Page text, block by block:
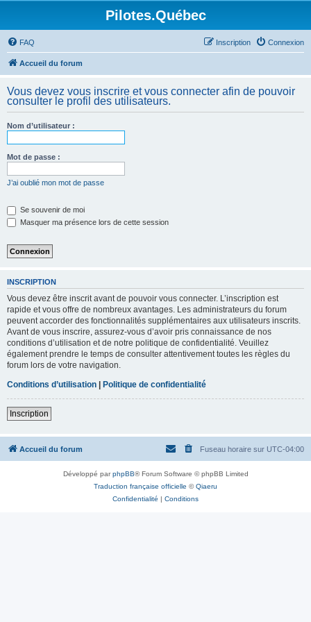
Pilotes.Québec
FAQ Connexion
Inscription
Accueil du forum
Vous devez vous inscrire et vous connecter afin de pouvoir
consulter le profil des utilisateurs.
Nom d’utilisateur :
Mot de passe :
J’ai oublié mon mot de passe
Se souvenir de moi
Masquer ma présence lors de cette session
INSCRIPTION
Vous devez être inscrit avant de pouvoir vous connecter. L’inscription est
rapide et vous offre de nombreux avantages. Les administrateurs du forum
peuvent accorder des fonctionnalités supplémentaires aux utilisateurs inscrits.
Avant de vous inscrire, assurez-vous d’avoir pris connaissance de nos
conditions d’utilisation et de notre politique de confidentialité. Veuillez
également prendre le temps de consulter attentivement toutes les règles du
forum lors de votre navigation.
Conditions d’utilisation | Politique de confidentialité
Inscription
Accueil du forum Fuseau horaire sur UTC-04:00
Développé parphpBB® Forum Software © phpBB Limited
Traduction française officielle ©Qiaeru
Confidentialité | Conditions